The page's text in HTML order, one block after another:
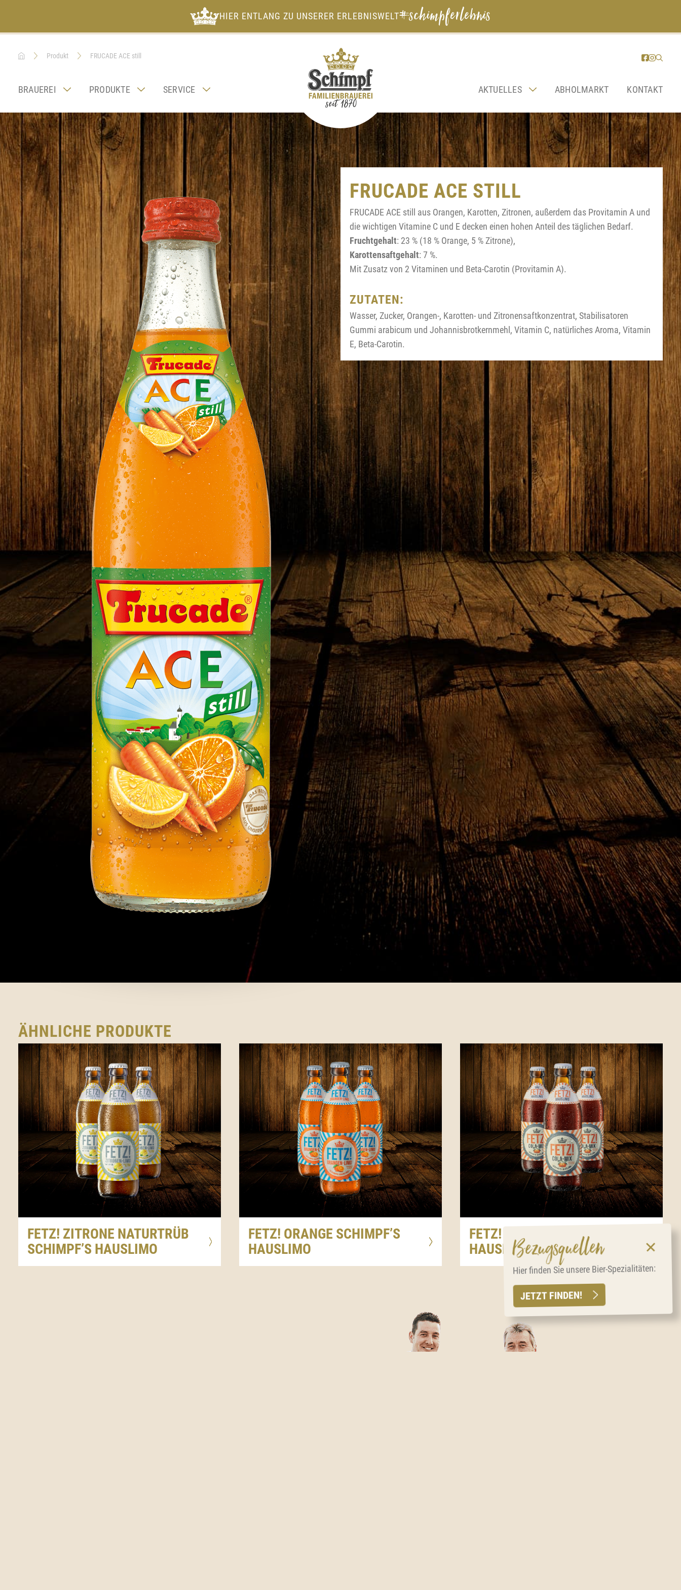
HIER ENTLANG ZU UNSERER ERLEBNISWELT#schimpferlebnis
Produkt FRUCADE ACE still
BRAUEREI PRODUKTE SERVICE AKTUELLES ABHOLMARKT KONTAKT
Bezugsquellen
Hier finden Sie unsere Bier-Spezialitäten:
JETZT FINDEN!
FRUCADE ACE STILL
FRUCADE ACE still aus Orangen, Karotten, Zitronen, außerdem das Provitamin A und
die wichtigen Vitamine C und E decken einen hohen Anteil des täglichen Bedarf.
Fruchtgehalt: 23 % (18 % Orange, 5 % Zitrone),
Karottensaftgehalt: 7 %.
Mit Zusatz von 2 Vitaminen und Beta-Carotin (Provitamin A).
ZUTATEN:
Wasser, Zucker, Orangen-, Karotten- und Zitronensaftkonzentrat, Stabilisatoren
Gummi arabicum und Johannisbrotkernmehl, Vitamin C, natürliches Aroma, Vitamin
E, Beta-Carotin.
ÄHNLICHE PRODUKTE
FETZ! ZITRONE NATURTRÜB
SCHIMPF’S HAUSLIMO
FETZ! ORANGE SCHIMPF’S
HAUSLIMO
FETZ! COLA-MIX SCHIMPF’S
HAUSLIMO